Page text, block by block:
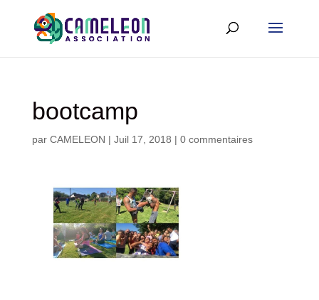
bootcamp
par CAMELEON | Juil 17, 2018 | 0 commentaires